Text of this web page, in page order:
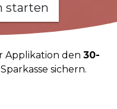
starten
Applikation den 30-
sichern.